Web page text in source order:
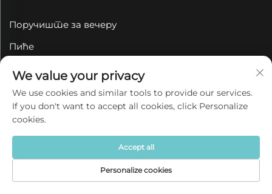
Поручиште за вечеру
Пиће
Запекарске намирнице
Поручивање
Пет Цооол & Фидерс
Задржана тетоважа
Пепељник
Početna
Производ Oko Контакт
We value your privacy
We use cookies and similar tools to provide our services.
If you don't want to accept all cookies, click Personalize
cookies.
Personalize cookies
Accept all